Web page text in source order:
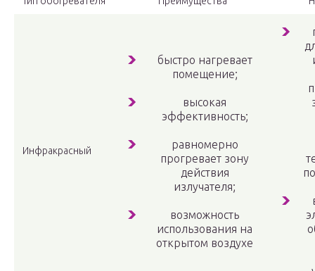
Инфракрасный
быстро нагревает
помещение;
высокая
эффективность;
равномерно
прогревает зону
действия
излучателя;
возможность
использования на
открытом воздухе